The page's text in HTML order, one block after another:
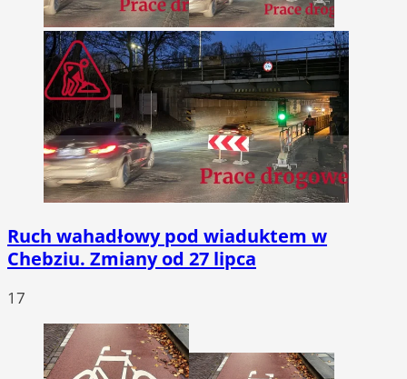
Ruch wahadłowy pod wiaduktem w
Chebziu. Zmiany od 27 lipca
17